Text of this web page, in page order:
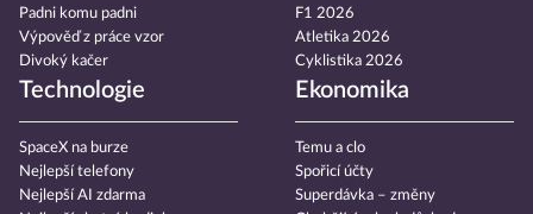
Padni komu padni
Výpověď z práce vzor
Divoký kačer
F1 2026
Atletika 2026
Cyklistika 2026
Technologie
SpaceX na burze
Nejlepší telefony
Nejlepší AI zdarma
Ekonomika
Temu a clo
Spořicí účty
Superdávka – změny